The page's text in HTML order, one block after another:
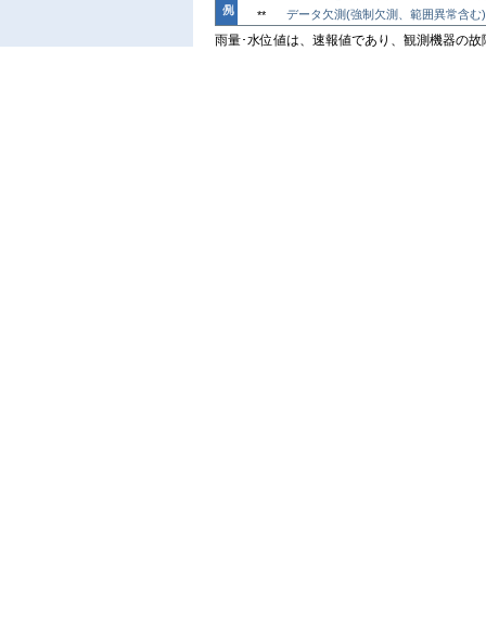
**
データ欠測(強制欠測、範囲異常含む)
雨量･水位値は、速報値であり、観測機器の